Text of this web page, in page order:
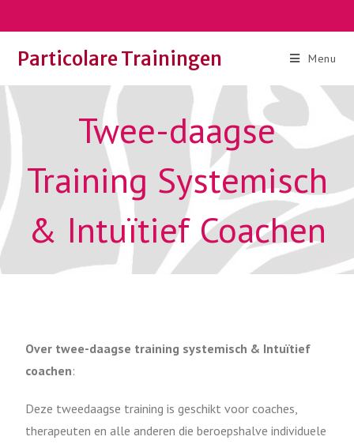
Particolare Trainingen Menu
Twee-daagse
Training Systemisch
& Intuïtief Coachen
Over twee-daagse training systemisch & Intuïtief
coachen:
Deze tweedaagse training is geschikt voor coaches,
therapeuten en alle anderen die beroepshalve individuele